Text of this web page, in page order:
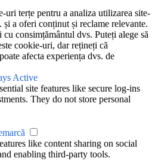
uri terțe pentru a analiza utilizarea site-
a oferi conținut și reclame relevante.
consimțământul dvs. Puteți alege să
cookie-uri, dar rețineți că
afecta experiența dvs. de
Active
site features like secure log-ins
They do not store personal
like content sharing on social
enabling third-party tools.